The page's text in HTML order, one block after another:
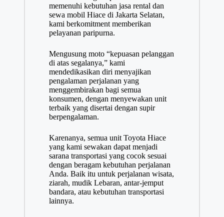
memenuhi kebutuhan jasa rental dan
sewa mobil Hiace di Jakarta Selatan,
kami berkomitment memberikan
pelayanan paripurna.
Mengusung moto “kepuasan pelanggan
di atas segalanya,” kami
mendedikasikan diri menyajikan
pengalaman perjalanan yang
menggembirakan bagi semua
konsumen, dengan menyewakan unit
terbaik yang disertai dengan supir
berpengalaman.
Karenanya, semua unit Toyota Hiace
yang kami sewakan dapat menjadi
sarana transportasi yang cocok sesuai
dengan beragam kebutuhan perjalanan
Anda. Baik itu untuk perjalanan wisata,
ziarah, mudik Lebaran, antar-jemput
bandara, atau kebutuhan transportasi
lainnya.